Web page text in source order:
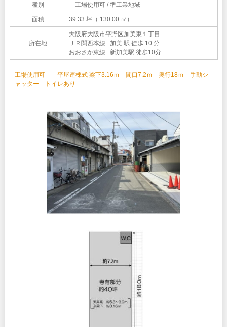
種別 工場使用可 / 準工業地域
面積 39.33 坪（ 130.00 ㎡）
所在地
大阪府大阪市平野区加美東１丁目
ＪＲ関西本線 加美 駅 徒歩 10 分
おおさか東線 新加美駅 徒歩10分
工場使用可 平屋連棟式 梁下3.16ｍ 間口7.2ｍ 奥行18ｍ 手動シ
ャッター トイレあり